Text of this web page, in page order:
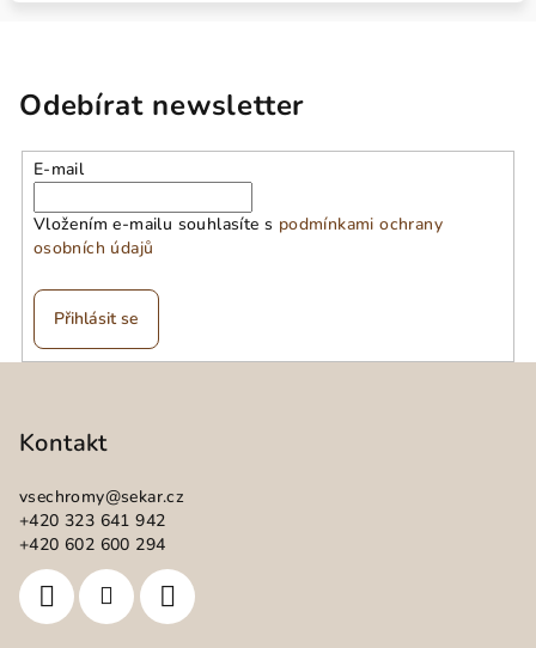
Odebírat newsletter
E-mail
Vložením e-mailu souhlasíte s podmínkami ochrany
osobních údajů
Přihlásit se
Kontakt
vsechromy@sekar.cz
+420 323 641 942
+420 602 600 294